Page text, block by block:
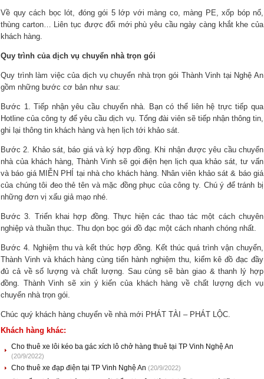
Về quy cách bọc lót, đóng gói 5 lớp với màng co, màng PE, xốp bóp nổ,
thùng carton… Liên tục được đổi mới phù yêu cầu ngày càng khắt khe của
khách hàng.
Quy trình của dịch vụ chuyển nhà trọn gói
Quy trình làm việc của dịch vụ chuyển nhà trọn gói Thành Vinh tại Nghệ An
gồm những bước cơ bản như sau:
Bước 1. Tiếp nhận yêu cầu chuyển nhà. Bạn có thể liên hệ trực tiếp qua
Hotline của công ty để yêu cầu dịch vụ. Tổng đài viên sẽ tiếp nhận thông tin,
ghi lại thông tin khách hàng và hẹn lịch tới khảo sát.
Bước 2. Khảo sát, báo giá và ký hợp đồng. Khi nhận được yêu cầu chuyển
nhà của khách hàng, Thành Vinh sẽ gọi điện hẹn lịch qua khảo sát, tư vấn
và báo giá MIỄN PHÍ tại nhà cho khách hàng. Nhân viên khảo sát & báo giá
của chúng tôi đeo thẻ tên và mặc đồng phục của công ty. Chú ý để tránh bị
những đơn vị xấu giả mạo nhé.
Bước 3. Triển khai hợp đồng. Thực hiện các thao tác một cách chuyên
nghiệp và thuần thục. Thu dọn bọc gói đồ đạc một cách nhanh chóng nhất.
Bước 4. Nghiệm thu và kết thúc hợp đồng. Kết thúc quá trình vận chuyển,
Thành Vinh và khách hàng cùng tiến hành nghiệm thu, kiểm kê đồ đạc đầy
đủ cả về số lượng và chất lượng. Sau cùng sẽ bàn giao & thanh lý hợp
đồng. Thành Vinh sẽ xin ý kiến của khách hàng về chất lượng dịch vụ
chuyển nhà trọn gói.
Chúc quý khách hàng chuyển về nhà mới PHÁT TÀI – PHÁT LỘC.
Khách hàng khác:
Cho thuê xe lôi kéo ba gác xích lô chở hàng thuê tại TP Vinh Nghệ An
(20/9/2022)
Cho thuê xe đạp điện tại TP Vinh Nghệ An (20/9/2022)